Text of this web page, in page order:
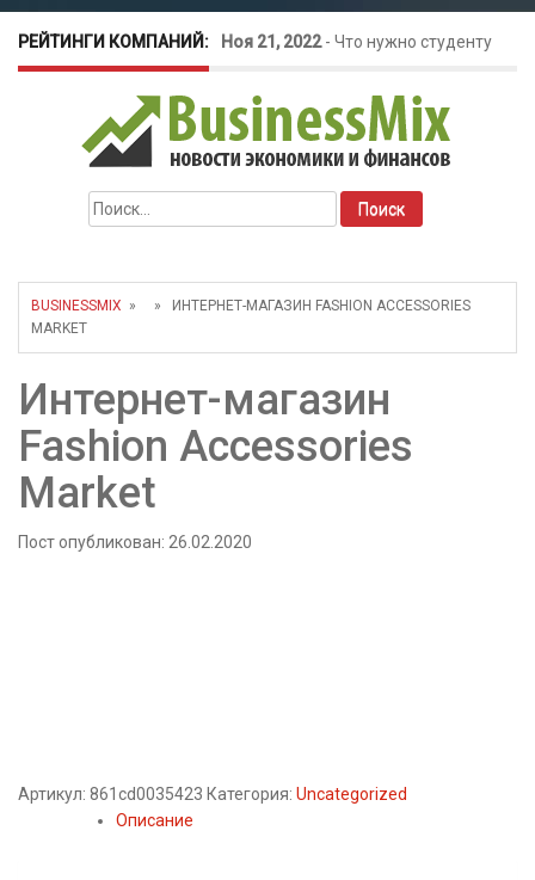
РЕЙТИНГИ КОМПАНИЙ: Ноя 21, 2022- Что нужно студенту
для открытия бизнеса?
Окт 26, 2022-Телефония для
amoCRM: лучшие инструменты для
бизнеса
как защитить свой бизнес?
Найти:
BUSINESSMIX » » ИНТЕРНЕТ-МАГАЗИН FASHION ACCESSORIES
MARKET
Интернет-магазин
Fashion Accessories
Market
Пост опубликован: 26.02.2020
Артикул: 861cd0035423 Категория: Uncategorized
Описание